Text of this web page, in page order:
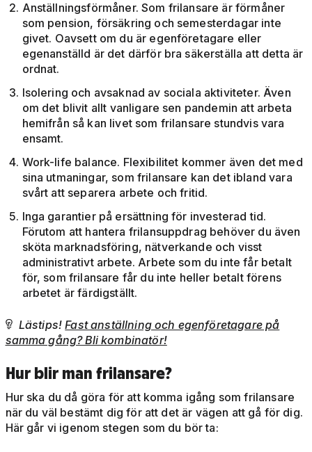
Anställningsförmåner. Som frilansare är förmåner
som pension, försäkring och semesterdagar inte
givet. Oavsett om du är egenföretagare eller
egenanställd är det därför bra säkerställa att detta är
ordnat.
Isolering och avsaknad av sociala aktiviteter. Även
om det blivit allt vanligare sen pandemin att arbeta
hemifrån så kan livet som frilansare stundvis vara
ensamt.
Work-life balance. Flexibilitet kommer även det med
sina utmaningar, som frilansare kan det ibland vara
svårt att separera arbete och fritid.
Inga garantier på ersättning för investerad tid.
Förutom att hantera frilansuppdrag behöver du även
sköta marknadsföring, nätverkande och visst
administrativt arbete. Arbete som du inte får betalt
för, som frilansare får du inte heller betalt förens
arbetet är färdigställt.
 Lästips!Fast anställning och egenföretagare på
samma gång? Bli kombinatör!
Hur blir man frilansare?
Hur ska du då göra för att komma igång som frilansare
när du väl bestämt dig för att det är vägen att gå för dig.
Här går vi igenom stegen som du bör ta: